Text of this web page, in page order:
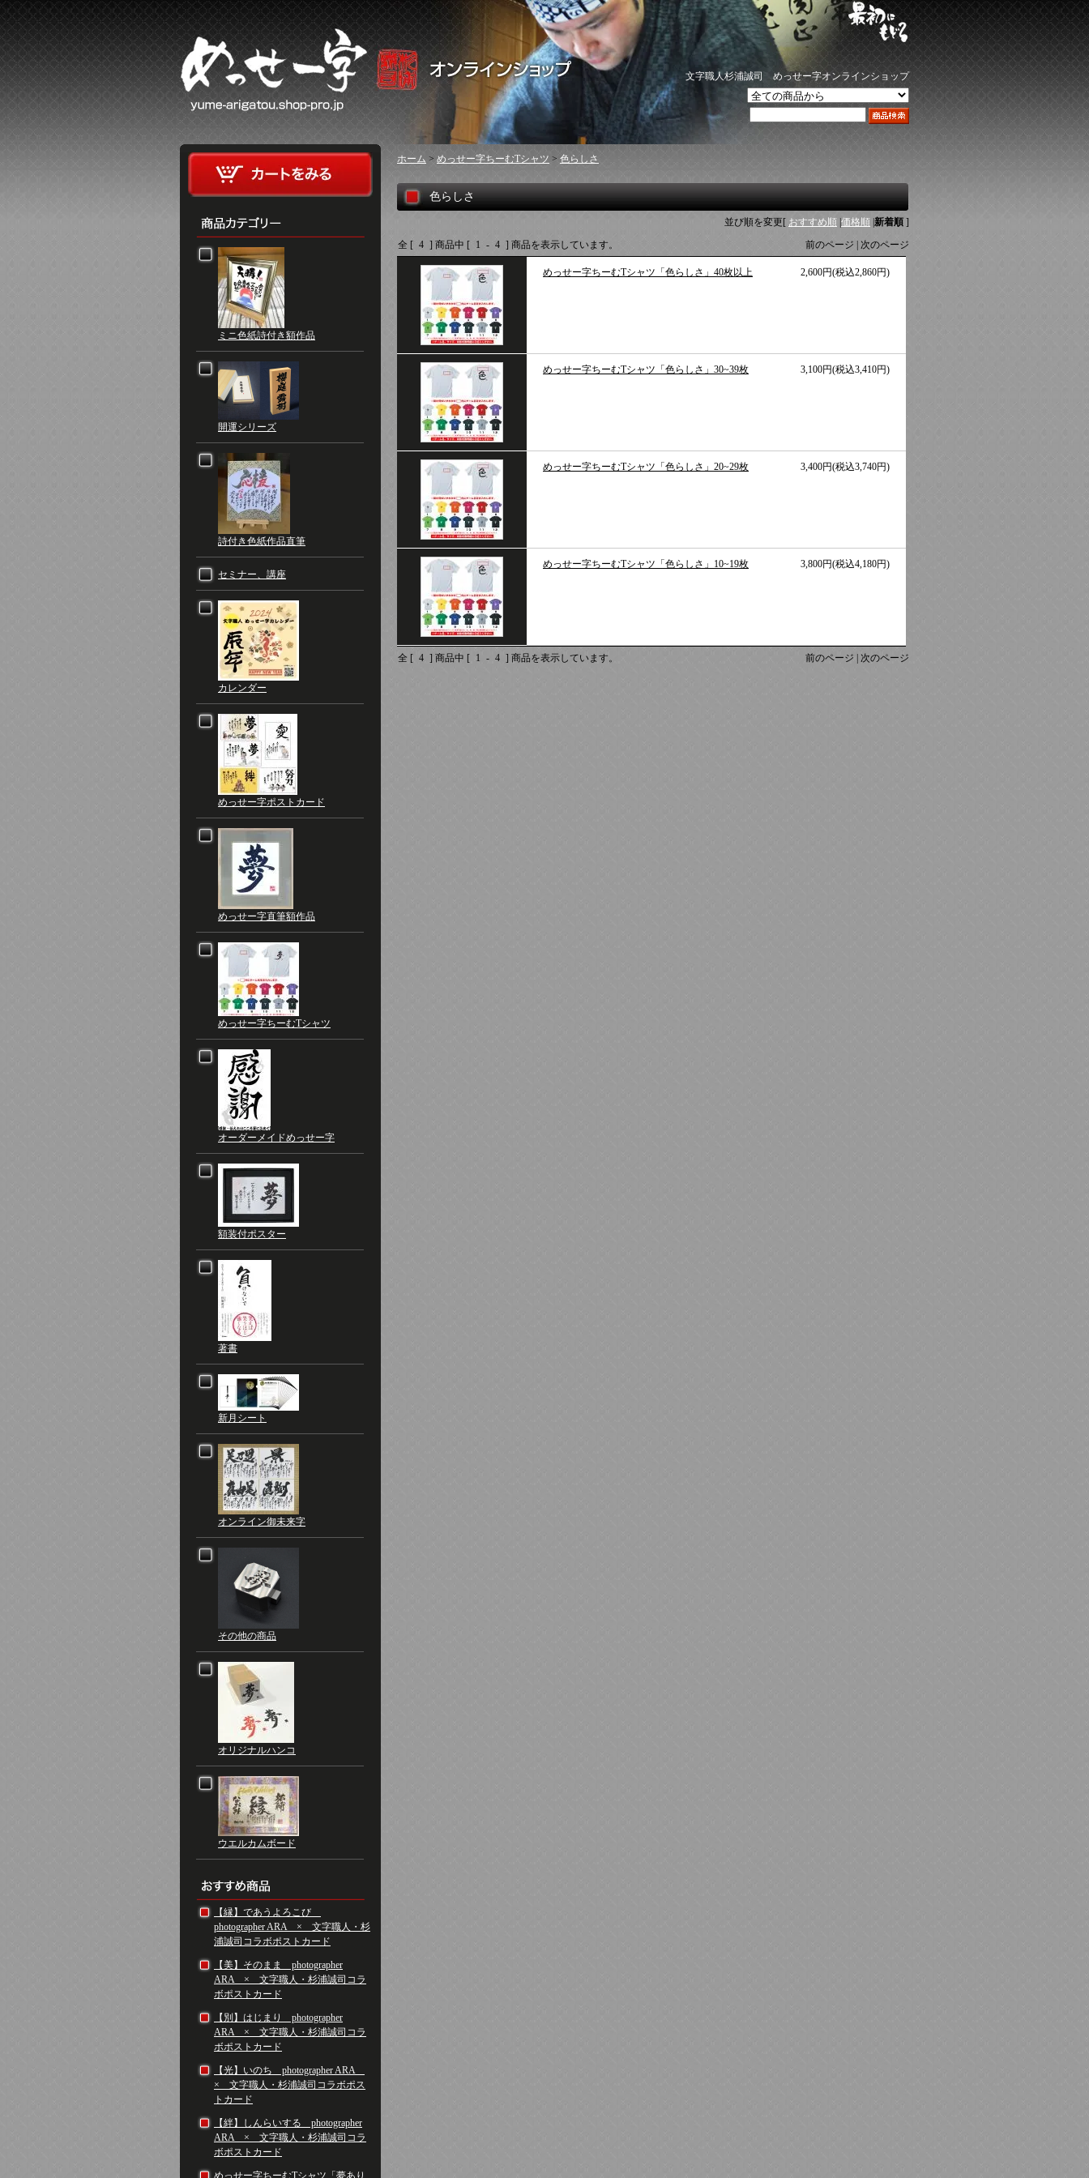
文字職人杉浦誠司 めっせー字オンラインショップ
ミニ色紙詩付き額作品
開運シリーズ
詩付き色紙作品直筆
セミナー、講座
カレンダー
めっせー字ポストカード
めっせー字直筆額作品
めっせー字ちーむTシャツ
オーダーメイドめっせー字
額装付ポスター
著書
新月シート
オンライン御未来字
その他の商品
オリジナルハンコ
ウエルカムボード
【縁】であうよろこび
photographer ARA × 文字職人・杉
浦誠司コラボポストカード
【美】そのまま photographer
ARA × 文字職人・杉浦誠司コラ
ボポストカード
【別】はじまり photographer
ARA × 文字職人・杉浦誠司コラ
ボポストカード
【光】いのち photographer ARA
× 文字職人・杉浦誠司コラボポス
トカード
【絆】しんらいする photographer
ARA × 文字職人・杉浦誠司コラ
ボポストカード
めっせー字ちーむTシャツ「夢あり
ホーム > めっせー字ちーむTシャツ > 色らしさ
色らしさ
並び順を変更 [ おすすめ順 価格順 新着順 ]
全 [ 4 ] 商品中 [ 1 - 4 ] 商品を表示しています。 前のページ | 次のページ
2,600円(税込2,860円)
めっせー字ちーむTシャツ「色らしさ」40枚以上
3,100円(税込3,410円)
めっせー字ちーむTシャツ「色らしさ」30~39枚
3,400円(税込3,740円)
めっせー字ちーむTシャツ「色らしさ」20~29枚
3,800円(税込4,180円)
めっせー字ちーむTシャツ「色らしさ」10~19枚
全 [ 4 ] 商品中 [ 1 - 4 ] 商品を表示しています。 前のページ | 次のページ